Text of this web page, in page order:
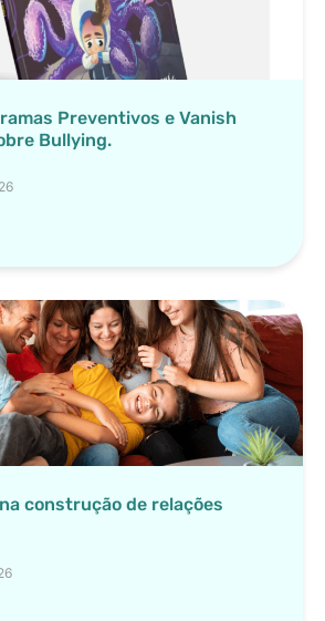
Preventivos e Vanish
Bullying.
construção de relações